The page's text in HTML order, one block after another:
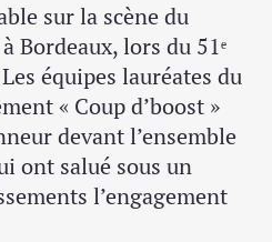
sur la scène du
Bordeaux, lors du 51ᵉ
équipes lauréates du
« Coup d’boost »
devant l’ensemble
ont salué sous un
l’engagement